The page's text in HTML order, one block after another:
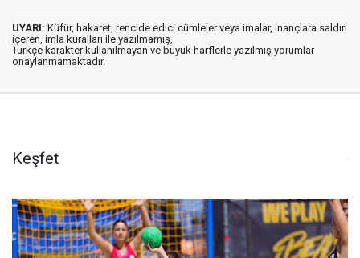
UYARI: Küfür, hakaret, rencide edici cümleler veya imalar, inançlara saldırı
içeren, imla kuralları ile yazılmamış,
Türkçe karakter kullanılmayan ve büyük harflerle yazılmış yorumlar
onaylanmamaktadır.
Keşfet